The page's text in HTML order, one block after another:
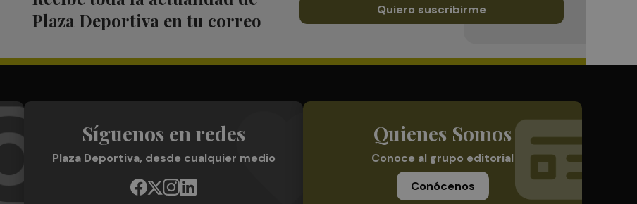
Plaza Deportiva en tu correo
Quiero suscribirme
Síguenos en redes
Plaza Deportiva, desde cualquier medio
Quienes Somos
Conoce al grupo editorial
Conócenos